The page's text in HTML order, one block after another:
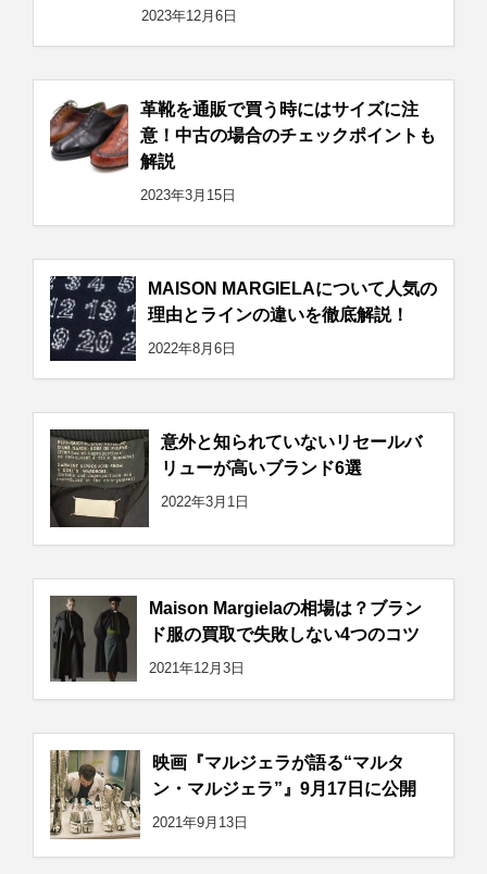
2023年12月6日
革靴を通販で買う時にはサイズに注
意！中古の場合のチェックポイントも
解説
2023年3月15日
MAISON MARGIELAについて人気の
理由とラインの違いを徹底解説！
2022年8月6日
意外と知られていないリセールバ
リューが高いブランド6選
2022年3月1日
Maison Margielaの相場は？ブラン
ド服の買取で失敗しない4つのコツ
2021年12月3日
映画『マルジェラが語る“マルタ
ン・マルジェラ”』9月17日に公開
2021年9月13日